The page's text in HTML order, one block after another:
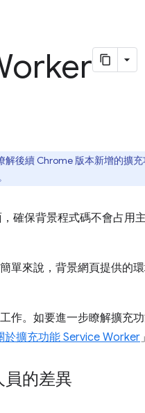
後續 Chrome 版本新增的擴
確保背景程式碼不會占用
單來說，背景網頁提供的
作。如要進一步瞭解擴充
於擴充功能 Service Worker
的差異